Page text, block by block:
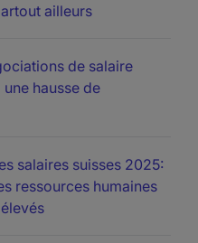
ailleurs
de salaire
une hausse de
salaires suisses 2025:
ressources humaines